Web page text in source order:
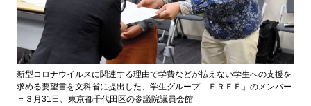
新型コロナウイルスに関連する理由で学費などが払えない学生への支援を
求める要望書を文科省に提出した、学生グループ「ＦＲＥＥ」のメンバー
＝３月31日、東京都千代田区の参議院議員会館